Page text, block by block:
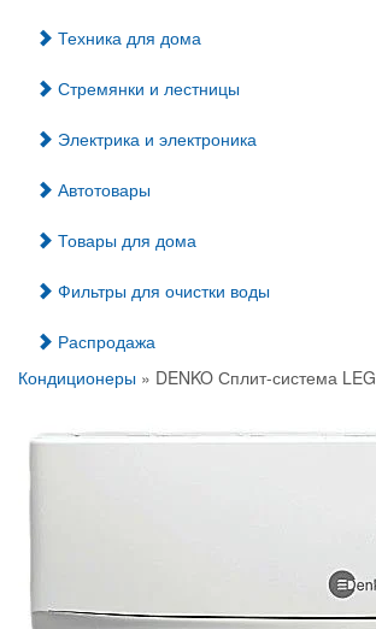
Техника для дома
Стремянки и лестницы
Электрика и электроника
Автотовары
Товары для дома
Фильтры для очистки воды
Распродажа
Кондиционеры » DENKO Сплит-система